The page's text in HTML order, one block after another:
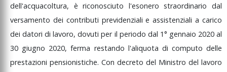
dell'acquacoltura, èriconosciuto l'esonerostraordinariodal
versamento dei contributi previdenzialieassistenzialiacarico
deidatoridilavoro,dovutiper il periodo dal 1° gennaio 2020al
30 giugno 2020,ferma restando l'aliquota di computo delle
prestazioni pensionistiche. Con decreto del Ministro del lavoro